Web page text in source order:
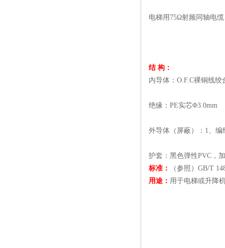
电梯用75Ω射频同轴电缆
结 构：
内导体：O.F.C裸铜线绞
绝缘：PE实芯Φ3.0mm
外导体（屏蔽）：1、编
护套：黑色弹性PVC，
标准：
（参照）GB/T
用途： 用于电梯或升降